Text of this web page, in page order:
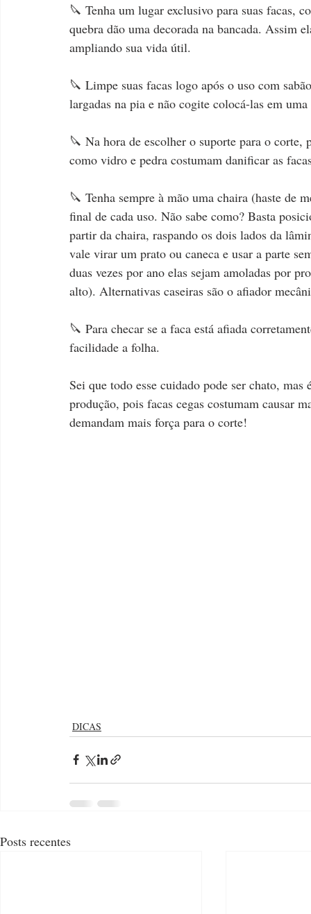
🔪 Tenha um lugar exclusivo para suas facas,
quebra dão uma decorada na bancada. Assim
ampliando sua vida útil.
🔪 Limpe suas facas logo após o uso com
largadas na pia e não cogite colocá-las em
🔪 Na hora de escolher o suporte para o
como vidro e pedra costumam danificar as
🔪 Tenha sempre à mão uma chaira (haste de
final de cada uso. Não sabe como? Basta
partir da chaira, raspando os dois lados da
vale virar um prato ou caneca e usar a parte
duas vezes por ano elas sejam amoladas por
alto). Alternativas caseiras são o afiador
🔪 Para checar se a faca está afiada
facilidade a folha.
Sei que todo esse cuidado pode ser chato,
produção, pois facas cegas costumam causar
demandam mais força para o corte!
DICAS
Posts recentes